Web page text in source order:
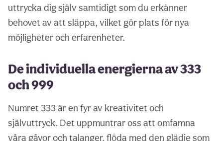
uttrycka dig själv samtidigt som du erkänner
behovet av att släppa, vilket gör plats för nya
möjligheter och erfarenheter.
De individuella energierna av 333
och 999
Numret 333 är en fyr av kreativitet och
självuttryck. Det uppmuntrar oss att omfamna
våra gåvor och talanger, flöda med den glädje som